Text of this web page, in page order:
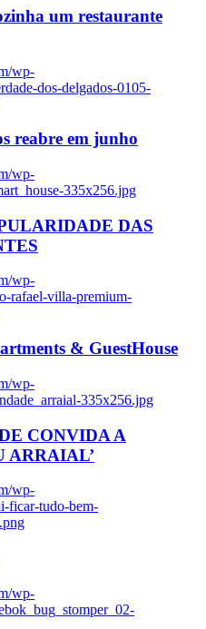
um restaurante
wp-
dos-delgados-0105-
reabre em junho
wp-
335x256.jpg
DAS
wp-
rafael-villa-premium-
& GuestHouse
wp-
335x256.jpg
CONVIDA A
ARRAIAL’
wp-
ficar-tudo-bem-
wp-